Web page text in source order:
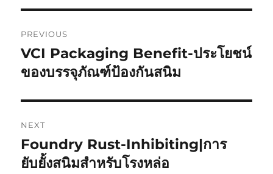
navigation
PREVIOUS
Previous
post:
VCI Packaging Benefit-ประโยชน์
ของบรรจุภัณฑ์ป้องกันสนิม
NEXT
Next
post:
Foundry Rust-Inhibiting|การ
ยับยั้งสนิมสำหรับโรงหล่อ